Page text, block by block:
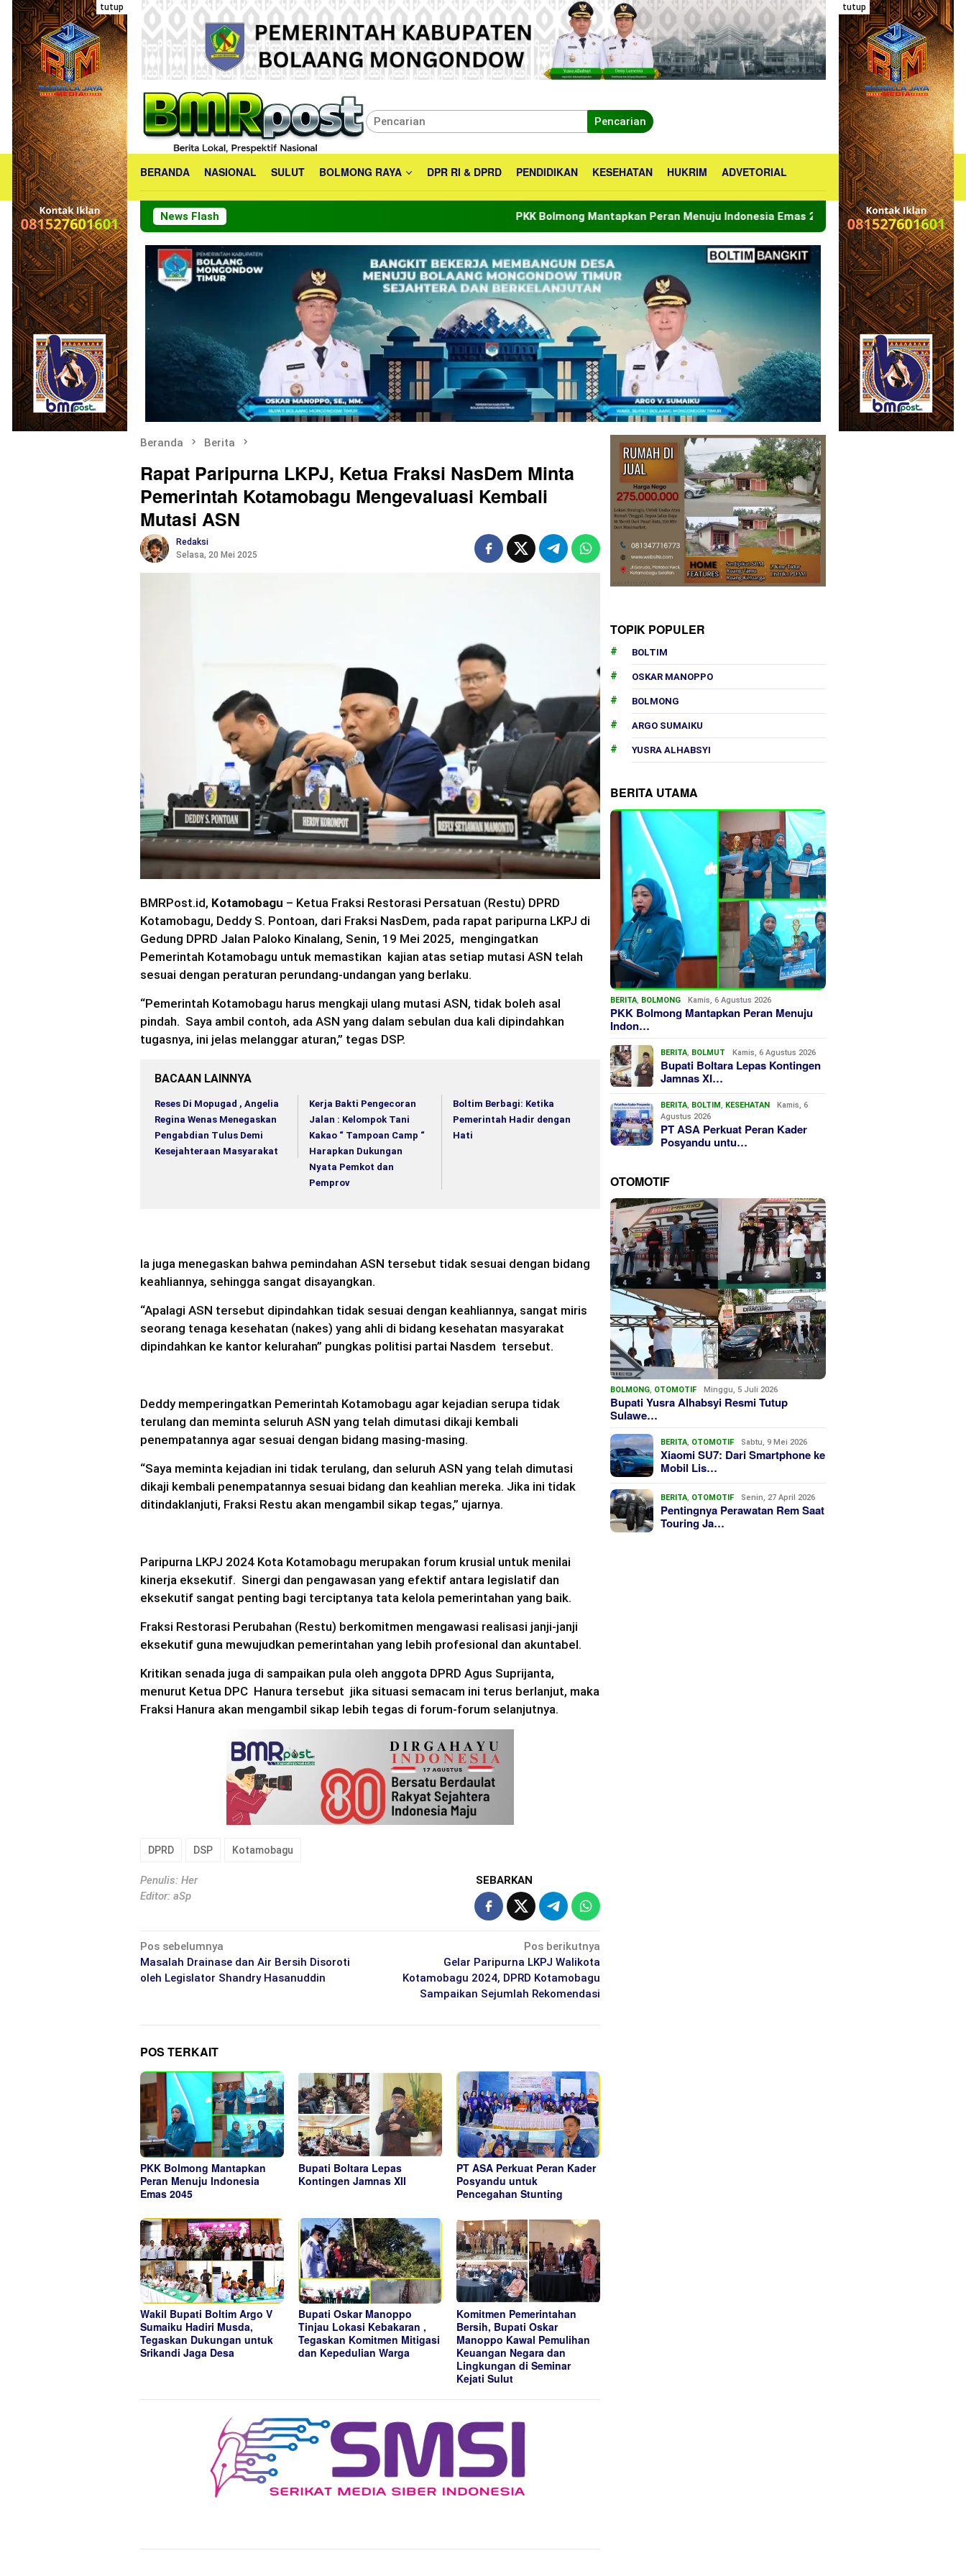
Loncat
konten
tutup tutup
Pencarian
BERANDA NASIONAL SULUT BOLMONG RAYA DPR RI & DPRD PENDIDIKAN KESEHATAN HUKRIM ADVETORIAL
News Flash PKK Bolmong Mantapkan Peran Menuju Indonesia Emas 2045 Bupati Boltara Lepas Kontingen
Beranda Berita
Rapat Paripurna LKPJ, Ketua Fraksi NasDem Minta
Pemerintah Kotamobagu Mengevaluasi Kembali
Mutasi ASN
Redaksi
Selasa, 20 Mei 2025
BMRPost.id, Kotamobagu – Ketua Fraksi Restorasi Persatuan (Restu) DPRD
Kotamobagu, Deddy S. Pontoan, dari Fraksi NasDem, pada rapat paripurna LKPJ di
Gedung DPRD Jalan Paloko Kinalang, Senin, 19 Mei 2025, mengingatkan
Pemerintah Kotamobagu untuk memastikan kajian atas setiap mutasi ASN telah
sesuai dengan peraturan perundang-undangan yang berlaku.
“Pemerintah Kotamobagu harus mengkaji ulang mutasi ASN, tidak boleh asal
pindah. Saya ambil contoh, ada ASN yang dalam sebulan dua kali dipindahkan
tugasnya, ini jelas melanggar aturan,” tegas DSP.
BACAAN LAINNYA
Reses Di Mopugad , Angelia
Regina Wenas Menegaskan
Pengabdian Tulus Demi
Kesejahteraan Masyarakat
Kerja Bakti Pengecoran
Jalan : Kelompok Tani
Kakao “ Tampoan Camp “
Harapkan Dukungan
Nyata Pemkot dan
Pemprov
Boltim Berbagi: Ketika
Pemerintah Hadir dengan
Hati
Ia juga menegaskan bahwa pemindahan ASN tersebut tidak sesuai dengan bidang
keahliannya, sehingga sangat disayangkan.
“Apalagi ASN tersebut dipindahkan tidak sesuai dengan keahliannya, sangat miris
seorang tenaga kesehatan (nakes) yang ahli di bidang kesehatan masyarakat
dipindahkan ke kantor kelurahan” pungkas politisi partai Nasdem tersebut.
Deddy memperingatkan Pemerintah Kotamobagu agar kejadian serupa tidak
terulang dan meminta seluruh ASN yang telah dimutasi dikaji kembali
penempatannya agar sesuai dengan bidang masing-masing.
“Saya meminta kejadian ini tidak terulang, dan seluruh ASN yang telah dimutasi
dikaji kembali penempatannya sesuai bidang dan keahlian mereka. Jika ini tidak
ditindaklanjuti, Fraksi Restu akan mengambil sikap tegas,” ujarnya.
Paripurna LKPJ 2024 Kota Kotamobagu merupakan forum krusial untuk menilai
kinerja eksekutif. Sinergi dan pengawasan yang efektif antara legislatif dan
eksekutif sangat penting bagi terciptanya tata kelola pemerintahan yang baik.
Fraksi Restorasi Perubahan (Restu) berkomitmen mengawasi realisasi janji-janji
eksekutif guna mewujudkan pemerintahan yang lebih profesional dan akuntabel.
Kritikan senada juga di sampaikan pula oleh anggota DPRD Agus Suprijanta,
menurut Ketua DPC Hanura tersebut jika situasi semacam ini terus berlanjut, maka
Fraksi Hanura akan mengambil sikap lebih tegas di forum-forum selanjutnya.
DPRD DSP Kotamobagu
Penulis: Her
Editor: aSp
SEBARKAN
Navigasi
pos
Pos sebelumnya
Masalah Drainase dan Air Bersih Disoroti
oleh Legislator Shandry Hasanuddin
Pos berikutnya
Gelar Paripurna LKPJ Walikota
Kotamobagu 2024, DPRD Kotamobagu
Sampaikan Sejumlah Rekomendasi
POS TERKAIT
PKK Bolmong Mantapkan
Peran Menuju Indonesia
Emas 2045
Bupati Boltara Lepas
Kontingen Jamnas XII
PT ASA Perkuat Peran Kader
Posyandu untuk
Pencegahan Stunting
Wakil Bupati Boltim Argo V
Sumaiku Hadiri Musda,
Tegaskan Dukungan untuk
Srikandi Jaga Desa
Bupati Oskar Manoppo
Tinjau Lokasi Kebakaran ,
Tegaskan Komitmen Mitigasi
dan Kepedulian Warga
Komitmen Pemerintahan
Bersih, Bupati Oskar
Manoppo Kawal Pemulihan
Keuangan Negara dan
Lingkungan di Seminar
Kejati Sulut
TOPIK POPULER
BOLTIM
OSKAR MANOPPO
BOLMONG
ARGO SUMAIKU
YUSRA ALHABSYI
BERITA UTAMA
BERITA, BOLMONG Kamis, 6 Agustus 2026
PKK Bolmong Mantapkan Peran Menuju
Indon…
BERITA, BOLMUT Kamis, 6 Agustus 2026
Bupati Boltara Lepas Kontingen
Jamnas XI…
BERITA, BOLTIM, KESEHATAN
Kamis, 6
Agustus 2026
PT ASA Perkuat Peran Kader
Posyandu untu…
OTOMOTIF
BOLMONG, OTOMOTIF Minggu, 5 Juli 2026
Bupati Yusra Alhabsyi Resmi Tutup
Sulawe…
BERITA, OTOMOTIF Sabtu, 9 Mei 2026
Xiaomi SU7: Dari Smartphone ke
Mobil Lis…
BERITA, OTOMOTIF Senin, 27 April 2026
Pentingnya Perawatan Rem Saat
Touring Ja…